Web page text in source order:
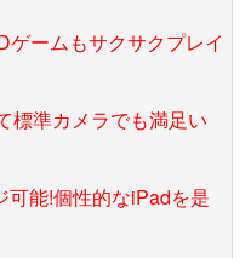
ームもサクサクプレイ
標準カメラでも満足い
可能!個性的なiPadを是